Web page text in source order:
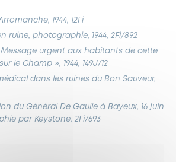
1944, 12Fi
ruine, photographie, 1944, 2Fi/892
Message urgent aux habitants de cette
le Champ », 1944, 149J/12
dans les ruines du Bon Sauveur,
du Général De Gaulle à Bayeux, 16 juin
par Keystone, 2Fi/693